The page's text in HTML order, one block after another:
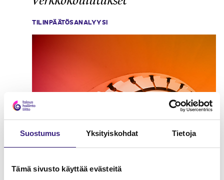
Suostumus Yksityiskohdat Tietoja
Tämä sivusto käyttää evästeitä
TILINPÄÄTÖSANALYYSI